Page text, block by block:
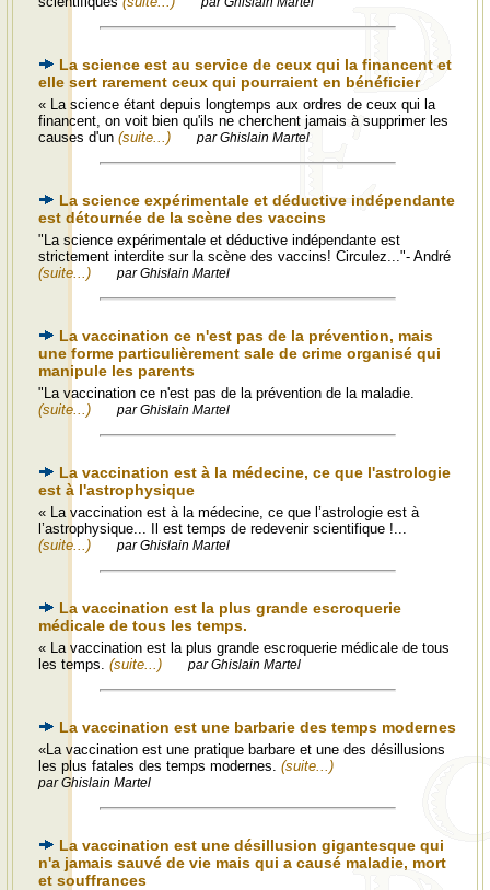
La science est au service de ceux qui la financent et
elle sert rarement ceux qui pourraient en bénéficier
« La science étant depuis longtemps aux ordres de ceux qui la
financent, on voit bien qu'ils ne cherchent jamais à supprimer les
causes d'un (suite...) par Ghislain Martel
La science expérimentale et déductive indépendante
est détournée de la scène des vaccins
"La science expérimentale et déductive indépendante est
strictement interdite sur la scène des vaccins! Circulez..."- André
(suite...)
par Ghislain Martel
La vaccination ce n'est pas de la prévention, mais
une forme particulièrement sale de crime organisé qui
manipule les parents
"La vaccination ce n'est pas de la prévention de la maladie.
(suite...)
par Ghislain Martel
La vaccination est à la médecine, ce que l'astrologie
est à l'astrophysique
« La vaccination est à la médecine, ce que l’astrologie est à
l’astrophysique... Il est temps de redevenir scientifique !...
(suite...)
par Ghislain Martel
La vaccination est la plus grande escroquerie
médicale de tous les temps.
« La vaccination est la plus grande escroquerie médicale de tous
les temps. (suite...) par Ghislain Martel
La vaccination est une barbarie des temps modernes
«La vaccination est une pratique barbare et une des désillusions
les plus fatales des temps modernes. (suite...)
par Ghislain Martel
La vaccination est une désillusion gigantesque qui
n'a jamais sauvé de vie mais qui a causé maladie, mort
et souffrances